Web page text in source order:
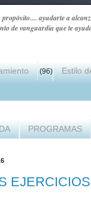
ayudarte a
de vanguardia que te
(96) Estilo
PROGRAMAS